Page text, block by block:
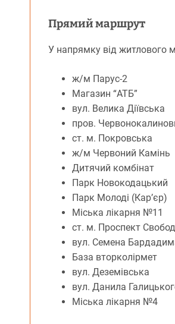
Прямий маршрут
У напрямку від житлового
ж/м Парус-2
Магазин “АТБ”
вул. Велика Діївська
пров.
ст. м. Покровська
ж/м Червоний Камінь
Дитячий комбінат
Парк Новокодацький
Парк Молоді (Кар’єр)
Міська лікарня №11
ст. м. Проспект
вул. Семена
База вторколірмет
вул. Деземівська
вул. Данила
Міська лікарня №4